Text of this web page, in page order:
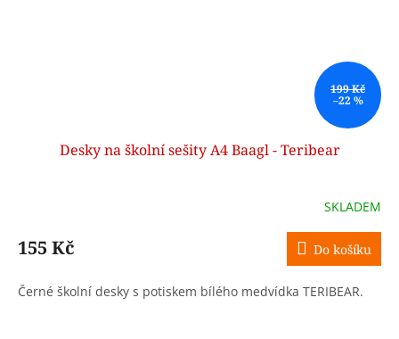
199 Kč
–22 %
Desky na školní sešity A4 Baagl - Teribear
SKLADEM
155 Kč Do košíku
Černé školní desky s potiskem bílého medvídka TERIBEAR.